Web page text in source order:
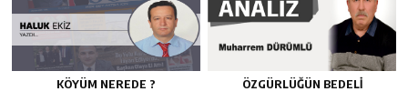
KÖYÜM NEREDE ? ÖZGÜRLÜĞÜN BEDELİ